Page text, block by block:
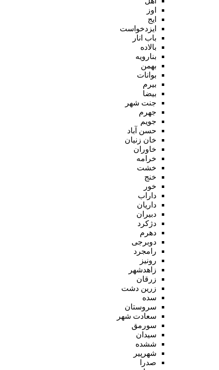
اوز
ایج
ایزدخواست
باب انار
بالاده
بنارویه
بهمن
بوانات
بیرم
بیضا
جنت شهر
جهرم
جویم
حسن آباد
خان زنیان
خاوران
خرامه
خشت
خنج
خور
داراب
داریان
دبیران
دژکرد
دهرم
دوبرجی
رامجرد
رونیز
زاهدشهر
زرقان
زرین دشت
سده
سروستان
سعادت شهر
سورمق
سیدان
ششده
شهرپیر
صدرا